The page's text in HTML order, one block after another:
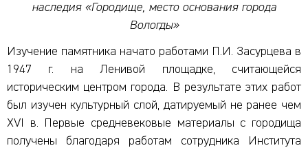
наследия «Городище, место основания города
Вологды»
Изучение памятника начато работами П.И. Засурцева в
1947 г. на Ленивой площадке, считающейся
историческим центром города. В результате этих работ
был изучен культурный слой, датируемый не ранее чем
XVI в. Первые средневековые материалы с городища
получены благодаря работам сотрудника Института